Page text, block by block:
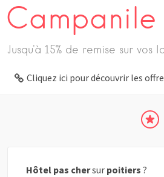
Campanile
Jusqu'à 15% de remise sur
Cliquez ici pour découvrir les
Hôtel pas chersur poitiers ?